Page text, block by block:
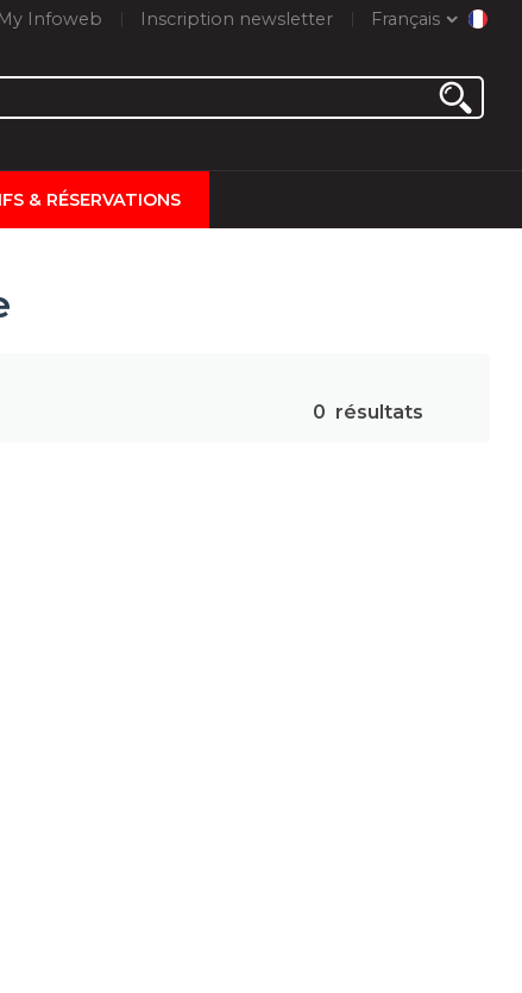
My Infoweb Inscription newsletter Français
& RÉSERVATIONS
0 résultats